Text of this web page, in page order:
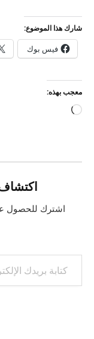
شارك هذا الموضوع:
فيس بوك
معجب بهذه:
جاري
اشترك للحصول
كتابة بريدك الإلكتروني...